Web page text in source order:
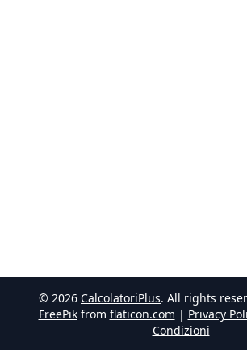
© 2026 CalcolatoriPlus. All rights
FreePik from flaticon.com | Privacy
Condizioni